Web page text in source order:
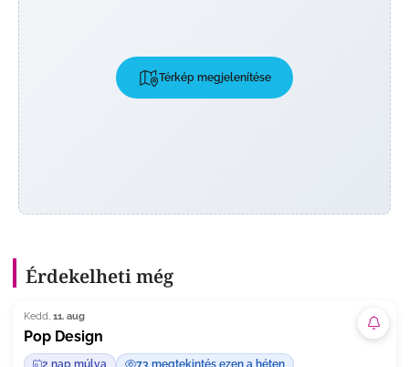
Térkép megjelenítése
Érdekelheti még
Kedd, 11. aug
Pop Design
2 nap múlva 73 megtekintés ezen a héten